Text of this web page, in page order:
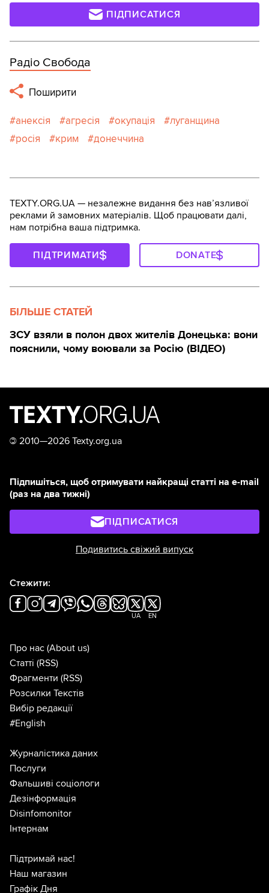
ПІДПИСАТИСЯ
Радіо Свобода
Поширити
анексія агресія окупація
луганщина
росія
крим донеччина
TEXTY.ORG.UA — незалежне видання без навʼязливої
реклами й замовних матеріалів. Щоб працювати далі,
нам потрібна ваша підтримка.
ПІДТРИМАТИ DONATE
БІЛЬШЕ СТАТЕЙ
ЗСУ взяли в полон двох жителів Донецька: вони
пояснили, чому воювали за Росію (ВІДЕО)
© 2010—2026 Texty.org.ua
Підпишіться, щоб отримувати найкращі статті на e-mail
(раз на два тижні)
ПІДПИСАТИСЯ
Подивитись свіжий випуск
Стежити:
UA EN
Про нас (About us)
Статті (RSS)
Фрагменти (RSS)
Розсилки Текстів
Вибір редакції
#English
Журналістика даних
Послуги
Фальшиві соціологи
Дезінформація
Disinfomonitor
Інтернам
Підтримай нас!
Наш магазин
Графік Дня